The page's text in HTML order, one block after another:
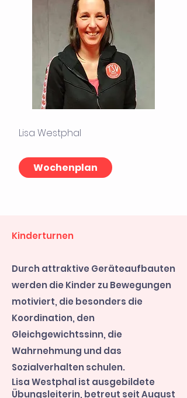
Lisa Westphal
Wochenplan
Kinderturnen
Durch attraktive Geräteaufbauten
werden die Kinder zu Bewegungen
motiviert, die besonders die
Koordination, den
Gleichgewichtssinn, die
Wahrnehmung und das
Sozialverhalten schulen.
Lisa Westphal ist ausgebildete
Übungsleiterin, betreut seit August